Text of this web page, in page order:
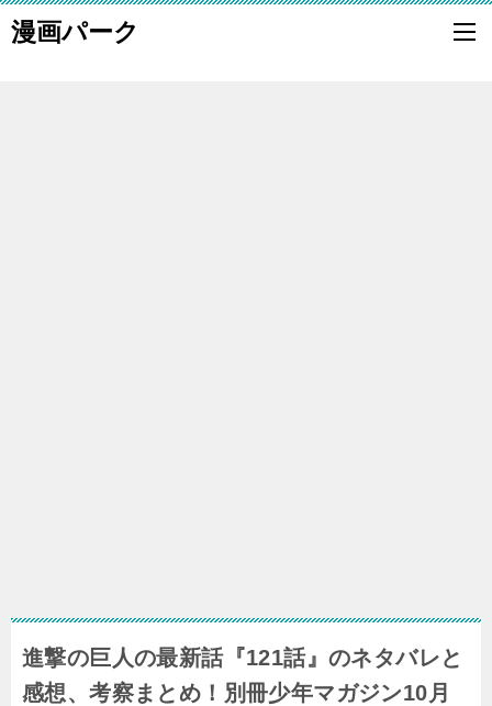
漫画パーク
進撃の巨人の最新話『121話』のネタバレと
感想、考察まとめ！別冊少年マガジン10月